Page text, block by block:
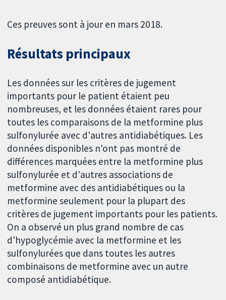
Ces preuves sont à jour en mars 2018.
Résultats principaux
Les données sur les critères de jugement
importants pour le patient étaient peu
nombreuses, et les données étaient rares pour
toutes les comparaisons de la metformine plus
sulfonylurée avec d'autres antidiabétiques. Les
données disponibles n'ont pas montré de
différences marquées entre la metformine plus
sulfonylurée et d'autres associations de
metformine avec des antidiabétiques ou la
metformine seulement pour la plupart des
critères de jugement importants pour les patients.
On a observé un plus grand nombre de cas
d'hypoglycémie avec la metformine et les
sulfonylurées que dans toutes les autres
combinaisons de metformine avec un autre
composé antidiabétique.